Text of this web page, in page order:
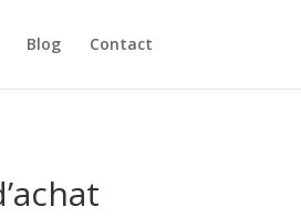
Blog Contact